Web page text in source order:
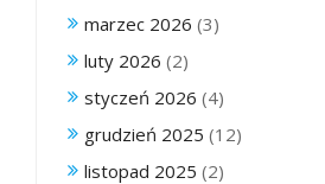
marzec 2026 (3)
luty 2026 (2)
styczeń 2026 (4)
grudzień 2025 (12)
listopad 2025 (2)